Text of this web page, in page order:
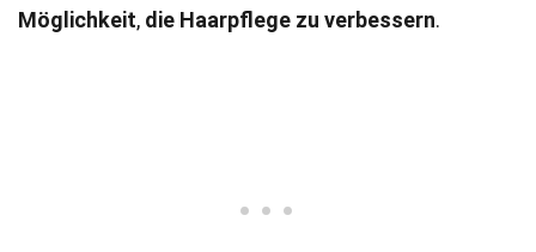
Möglichkeit, die Haarpflege zu verbessern.